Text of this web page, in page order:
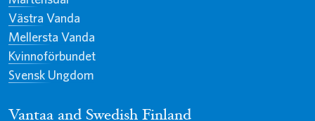
Västra Vanda
Mellersta Vanda
Kvinnoförbundet
Svensk Ungdom
Vantaa and Swedish Finland